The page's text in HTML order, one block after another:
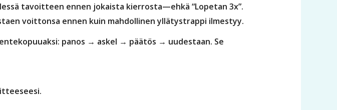
tavoitteen ennen jokaista kierrosta—ehkä “Lopetan 3x”.
voittonsa ennen kuin mahdollinen yllätystrappi ilmestyy.
panos → askel → päätös → uudestaan. Se